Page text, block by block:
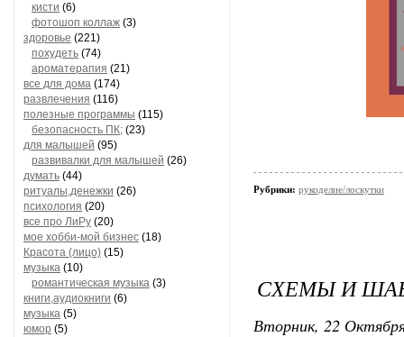
кисти (6)
фотошоп коллаж (3)
здоровье (221)
похудеть (74)
ароматерапия (21)
все для дома (174)
развлечения (116)
полезные программы (115)
безопасность ПК; (23)
для малышей (95)
развивалки для малышей (26)
думать (44)
ритуалы,денежки (26)
психология (20)
все про ЛиРу (20)
мое хобби-мой бизнес (18)
Красота (лицо) (15)
музыка (10)
романтическая музыка (3)
книги,аудиокниги (6)
музыка (5)
юмор (5)
Рубрики: рукоделие/лоскутки
СХЕМЫ И
Вторник, 22